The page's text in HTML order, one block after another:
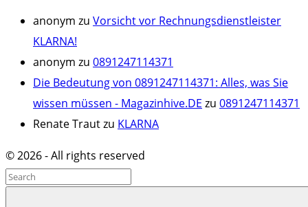
anonym zu Vorsicht vor Rechnungsdienstleister
KLARNA!
anonym zu 0891247114371
Die Bedeutung von 0891247114371: Alles, was Sie
wissen müssen - Magazinhive.DE zu 0891247114371
Renate Trautzu KLARNA
©2026- All rights reserved